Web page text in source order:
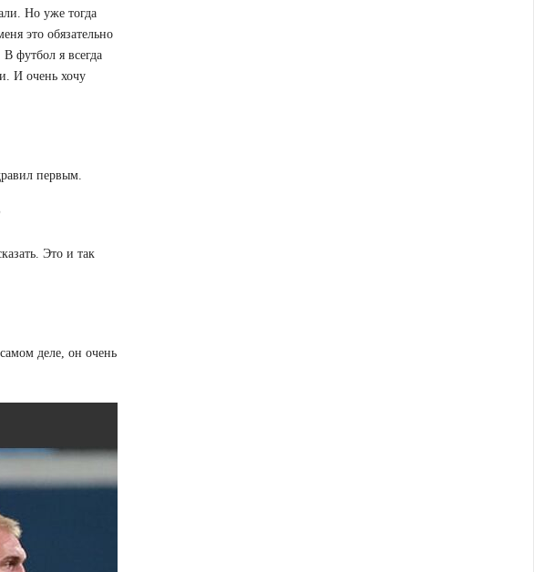
Но уже тогда
это обязательно
футбол я всегда
И очень хочу
первым.
Это и так
деле, он очень